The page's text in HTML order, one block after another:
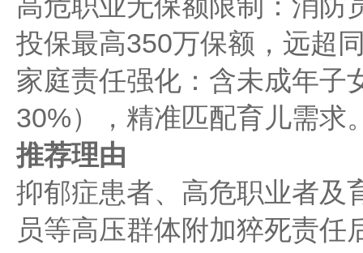
投保最高350万保额，远超
家庭责任强化：含未成年子
30%），精准匹配育儿需求
推荐理由
抑郁症患者、高危职业者及
员等高压群体附加猝死责任